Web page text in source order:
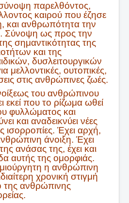
παρελθόντος,
καιρού που έζησε
και ανθρωπότητα την
Σύνοψη ως προς την
σημαντικότητας της
και της
δυσλειτουργικών
μελλοντικές, ουτοπικές,
στις ανθρώπινες ζωές.
του ανθρώπινου
εκεί που το ρίζωμα ωθεί
φυλλώματος και
και αναδεικνύει νέες
ισορροπίες. Έχει αρχή,
άνοιξη. Έχει
ανάσας της, έχει και
αυτής της ομορφιάς.
η ανθρώπινη
χρονική στιγμή
της ανθρώπινης